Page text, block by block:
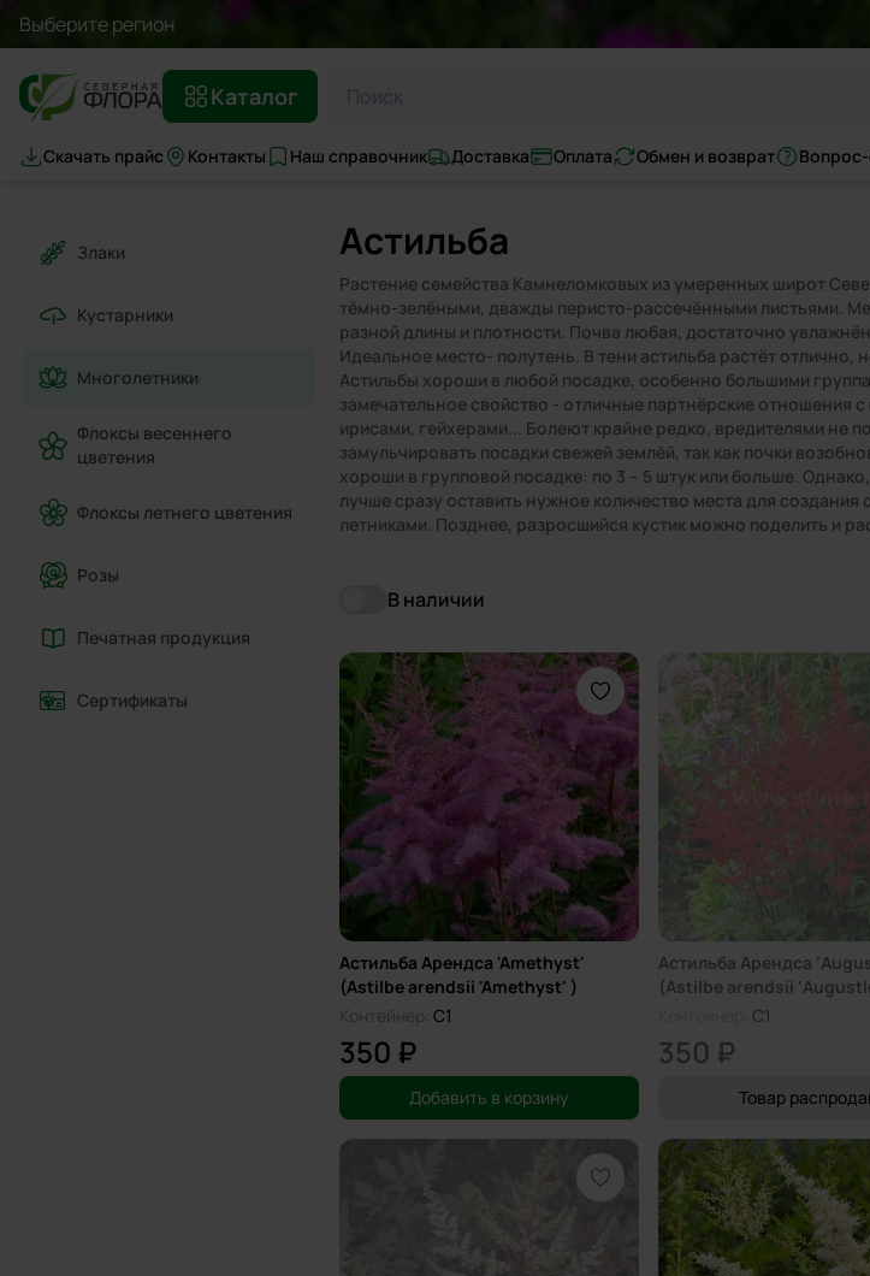
Выберите регион
Каталог
Скачать прайс
Контакты Наш справочник Доставка Оплата Обмен и возврат
Злаки
Кустарники
Многолетники
Флоксы весеннего
цветения
Флоксы летнего цветения
Розы
Печатная продукция
Сертификаты
Астильба
Растение семейства Камнеломковых из умеренных широт
тёмно-зелёными, дважды перисто-рассечёнными листьями.
разной длины и плотности. Почва любая, достаточно
Идеальное место- полутень. В тени астильба растёт отлично,
Астильбы хороши в любой посадке, особенно большими
замечательное свойство - отличные партнёрские отношения
ирисами, гейхерами... Болеют крайне редко, вредителями
замульчировать посадки свежей землёй, так как почки
хороши в групповой посадке: по 3 – 5 штук или больше.
лучше сразу оставить нужное количество места для
летниками. Позднее, разросшийся кустик можно поделить и
В наличии
Астильба Арендса 'Amethyst'
(Astilbe arendsii 'Amethyst' )
Контейнер: C1
350 ₽
Добавить в корзину
Астильба Арендса
(Astilbe arendsii
C1
350 ₽
Товар